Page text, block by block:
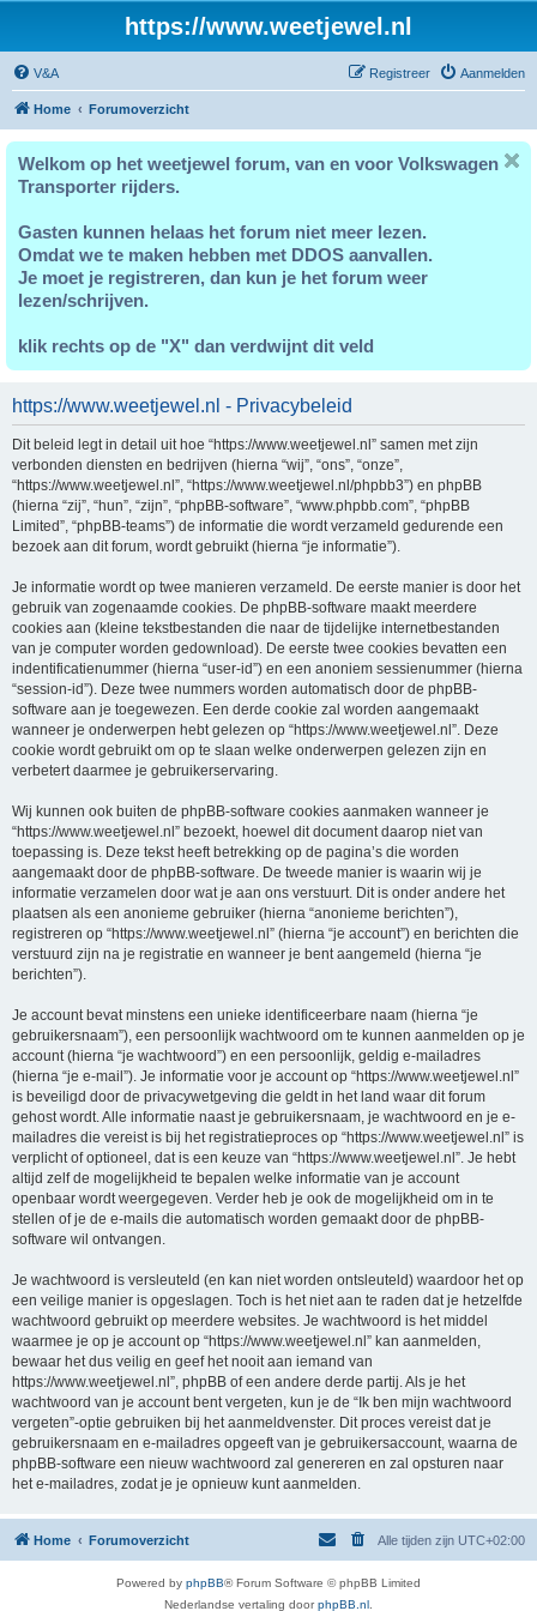
https://www.weetjewel.nl
V&A Aanmelden
Registreer
Home Forumoverzicht
Welkom op het weetjewel forum, van en voor Volkswagen
Transporter rijders.
Gasten kunnen helaas het forum niet meer lezen.
Omdat we te maken hebben met DDOS aanvallen.
Je moet je registreren, dan kun je het forum weer
lezen/schrijven.
klik rechts op de "X" dan verdwijnt dit veld
https://www.weetjewel.nl - Privacybeleid
Dit beleid legt in detail uit hoe “https://www.weetjewel.nl” samen met zijn
verbonden diensten en bedrijven (hierna “wij”, “ons”, “onze”,
“https://www.weetjewel.nl”, “https://www.weetjewel.nl/phpbb3”) en phpBB
(hierna “zij”, “hun”, “zijn”, “phpBB-software”, “www.phpbb.com”, “phpBB
Limited”, “phpBB-teams”) de informatie die wordt verzameld gedurende een
bezoek aan dit forum, wordt gebruikt (hierna “je informatie”).
Je informatie wordt op twee manieren verzameld. De eerste manier is door het
gebruik van zogenaamde cookies. De phpBB-software maakt meerdere
cookies aan (kleine tekstbestanden die naar de tijdelijke internetbestanden
van je computer worden gedownload). De eerste twee cookies bevatten een
indentificatienummer (hierna “user-id”) en een anoniem sessienummer (hierna
“session-id”). Deze twee nummers worden automatisch door de phpBB-
software aan je toegewezen. Een derde cookie zal worden aangemaakt
wanneer je onderwerpen hebt gelezen op “https://www.weetjewel.nl”. Deze
cookie wordt gebruikt om op te slaan welke onderwerpen gelezen zijn en
verbetert daarmee je gebruikerservaring.
Wij kunnen ook buiten de phpBB-software cookies aanmaken wanneer je
“https://www.weetjewel.nl” bezoekt, hoewel dit document daarop niet van
toepassing is. Deze tekst heeft betrekking op de pagina’s die worden
aangemaakt door de phpBB-software. De tweede manier is waarin wij je
informatie verzamelen door wat je aan ons verstuurt. Dit is onder andere het
plaatsen als een anonieme gebruiker (hierna “anonieme berichten”),
registreren op “https://www.weetjewel.nl” (hierna “je account”) en berichten die
verstuurd zijn na je registratie en wanneer je bent aangemeld (hierna “je
berichten”).
Je account bevat minstens een unieke identificeerbare naam (hierna “je
gebruikersnaam”), een persoonlijk wachtwoord om te kunnen aanmelden op je
account (hierna “je wachtwoord”) en een persoonlijk, geldig e-mailadres
(hierna “je e-mail”). Je informatie voor je account op “https://www.weetjewel.nl”
is beveiligd door de privacywetgeving die geldt in het land waar dit forum
gehost wordt. Alle informatie naast je gebruikersnaam, je wachtwoord en je e-
mailadres die vereist is bij het registratieproces op “https://www.weetjewel.nl” is
verplicht of optioneel, dat is een keuze van “https://www.weetjewel.nl”. Je hebt
altijd zelf de mogelijkheid te bepalen welke informatie van je account
openbaar wordt weergegeven. Verder heb je ook de mogelijkheid om in te
stellen of je de e-mails die automatisch worden gemaakt door de phpBB-
software wil ontvangen.
Je wachtwoord is versleuteld (en kan niet worden ontsleuteld) waardoor het op
een veilige manier is opgeslagen. Toch is het niet aan te raden dat je hetzelfde
wachtwoord gebruikt op meerdere websites. Je wachtwoord is het middel
waarmee je op je account op “https://www.weetjewel.nl” kan aanmelden,
bewaar het dus veilig en geef het nooit aan iemand van
https://www.weetjewel.nl”, phpBB of een andere derde partij. Als je het
wachtwoord van je account bent vergeten, kun je de “Ik ben mijn wachtwoord
vergeten”-optie gebruiken bij het aanmeldvenster. Dit proces vereist dat je
gebruikersnaam en e-mailadres opgeeft van je gebruikersaccount, waarna de
phpBB-software een nieuw wachtwoord zal genereren en zal opsturen naar
het e-mailadres, zodat je je opnieuw kunt aanmelden.
Home Forumoverzicht Alle tijden zijn UTC+02:00
Powered by phpBB® Forum Software © phpBB Limited
Nederlandse vertaling doorphpBB.nl